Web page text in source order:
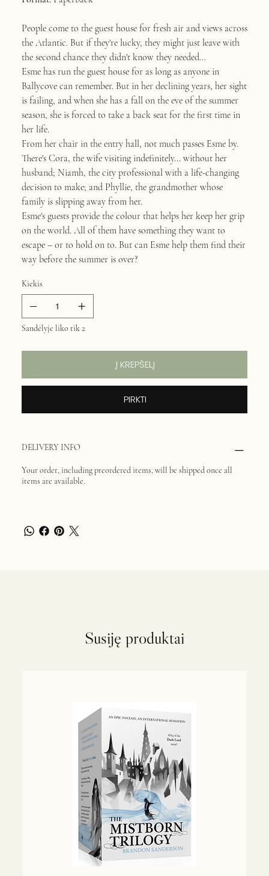
People come to the guest house for fresh air and views across
the Atlantic. But if they're lucky, they might just leave with
the second chance they didn't know they needed...
Esme has run the guest house for as long as anyone in
Ballycove can remember. But in her declining years, her sight
is failing, and when she has a fall on the eve of the summer
season, she is forced to take a back seat for the first time in
her life.
From her chair in the entry hall, not much passes Esme by.
There's Cora, the wife visiting indefinitely... without her
husband; Niamh, the city professional with a life-changing
decision to make; and Phyllie, the grandmother whose
family is slipping away from her.
Esme's guests provide the colour that helps her keep her grip
on the world. All of them have something they want to
escape – or to hold on to. But can Esme help them find their
way before the summer is over?
Kiekis
Sandėlyje liko tik 2
Į KREPŠELĮ
PIRKTI
DELIVERY INFO
Your order, including preordered items, will be shipped once all
items are available.
Susiję produktai